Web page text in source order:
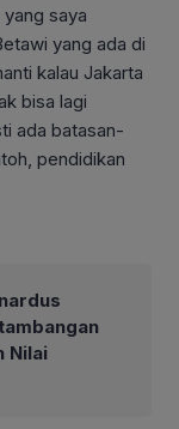
saya
yang ada di
kalau Jakarta
bisa lagi
ada batasan-
pendidikan
Nilai